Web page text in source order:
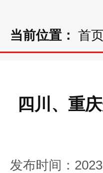
当前位置： 首页
四川、重
发布时间：